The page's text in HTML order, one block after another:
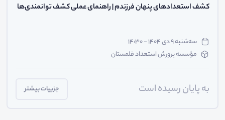
کشف استعدادهای پنهان فرزندم | راهنمای عملی کشف توانمندی‌ها
سه‌شنبه ۹ دی ۱۴۰۴ - ۱۴:۳۰
مؤسسه پرورش استعداد قلمستان
به پایان رسیده است جزییات بیشتر